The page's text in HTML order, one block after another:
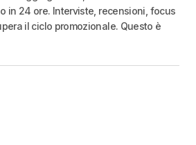
in 24 ore. Interviste, recensioni, focus
il ciclo promozionale. Questo è